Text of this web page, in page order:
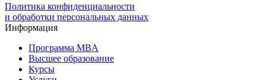
Политика конфиденциальности
и обработки персональных данных
Информация
Программа MBA
Высшее образование
Курсы